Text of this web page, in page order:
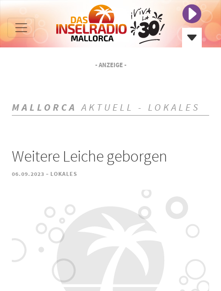
- ANZEIGE -
MALLORCA AKTUELL - LOKALES
Weitere Leiche geborgen
06.09.2023 - LOKALES